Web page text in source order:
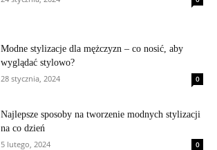
Modne stylizacje dla mężczyzn – co nosić, aby
wyglądać stylowo?
28 stycznia, 2024
0
Najlepsze sposoby na tworzenie modnych stylizacji
na co dzień
5 lutego, 2024
0